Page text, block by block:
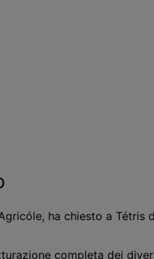
ha chiesto a
completa dei